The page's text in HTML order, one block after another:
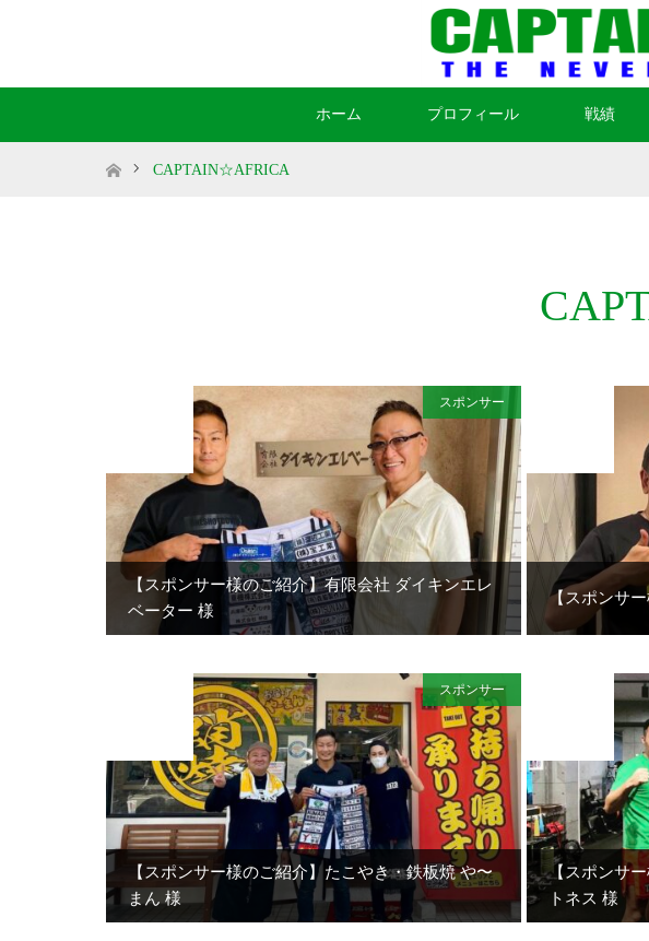
ホーム プロフィール 戦績
ホームCAPTAIN☆AFRICA
【スポンサー様のご紹介】有限会社 ダイキンエレ
ベーター 様
スポンサー
【スポンサ
【スポンサー様のご紹介】たこやき・鉄板焼 や〜
まん 様
スポンサー
【スポンサ
トネス 様